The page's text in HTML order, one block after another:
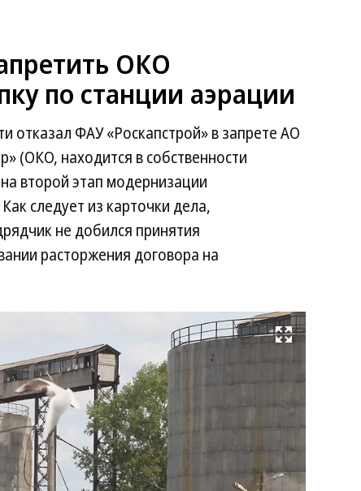
ОКО
по станции аэрации
отказал ФАУ «Роскапстрой» в запрете АО
(ОКО, находится в собственности
второй этап модернизации
следует из карточки дела,
не добился принятия
расторжения договора на
Развернуть на весь экран